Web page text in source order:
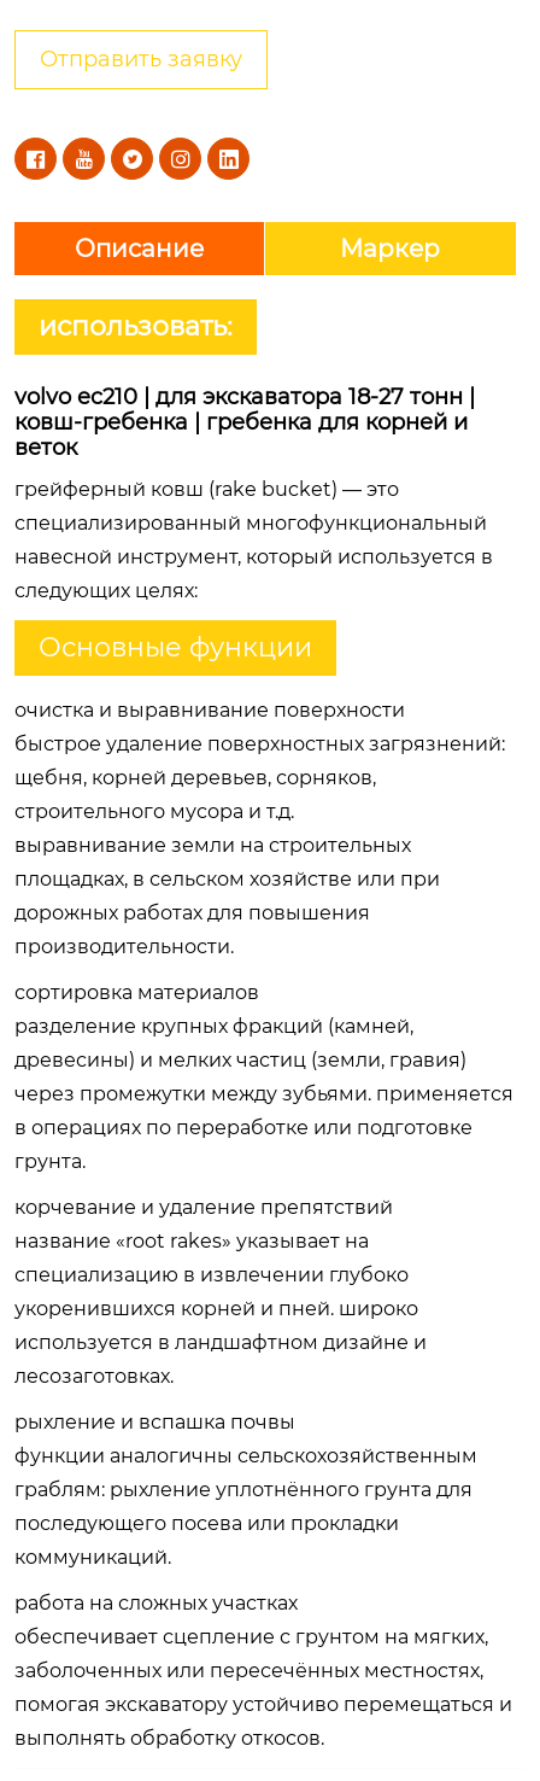
Отправить заявку
    
Описание Маркер
использовать:
volvo ec210 | для экскаватора 18-27 тонн |
ковш-гребенка | гребенка для корней и
веток
грейферный ковш (rake bucket) — это
специализированный многофункциональный
навесной инструмент, который используется в
следующих целях:
Основные функции
очистка и выравнивание поверхности
быстрое удаление поверхностных загрязнений:
щебня, корней деревьев, сорняков,
строительного мусора и т.д.
выравнивание земли на строительных
площадках, в сельском хозяйстве или при
дорожных работах для повышения
производительности.
сортировка материалов
разделение крупных фракций (камней,
древесины) и мелких частиц (земли, гравия)
через промежутки между зубьями. применяется
в операциях по переработке или подготовке
грунта.
корчевание и удаление препятствий
название «root rakes» указывает на
специализацию в извлечении глубоко
укоренившихся корней и пней. широко
используется в ландшафтном дизайне и
лесозаготовках.
рыхление и вспашка почвы
функции аналогичны сельскохозяйственным
граблям: рыхление уплотнённого грунта для
последующего посева или прокладки
коммуникаций.
работа на сложных участках
обеспечивает сцепление с грунтом на мягких,
заболоченных или пересечённых местностях,
помогая экскаватору устойчиво перемещаться и
выполнять обработку откосов.